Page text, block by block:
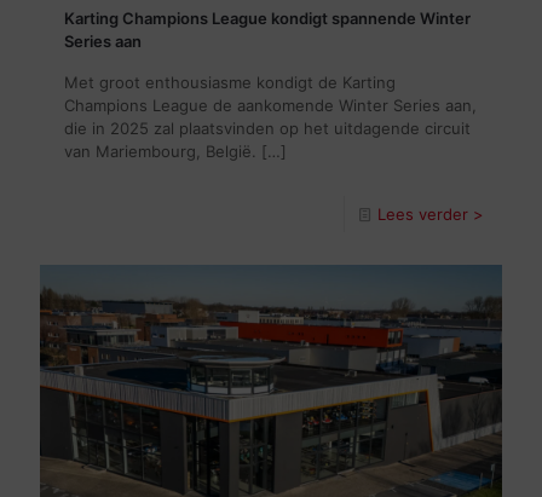
Karting Champions League kondigt spannende Winter
Series aan
Met groot enthousiasme kondigt de Karting
Champions League de aankomende Winter Series aan,
die in 2025 zal plaatsvinden op het uitdagende circuit
van Mariembourg, België. […]
Lees verder >